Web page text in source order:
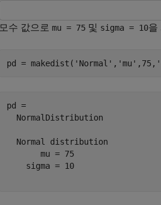
모수 값으로 mu = 75 및 sigma = 10을
pd = makedist( 'Normal' , 'mu' ,75,
pd =
  NormalDistribution
  Normal distribution
       mu = 75
    sigma = 10